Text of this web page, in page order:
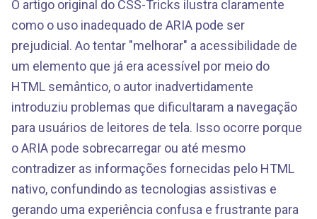
O artigo original do CSS-Tricks ilustra claramente
como o uso inadequado de ARIA pode ser
prejudicial. Ao tentar "melhorar" a acessibilidade de
um elemento que já era acessível por meio do
HTML semântico, o autor inadvertidamente
introduziu problemas que dificultaram a navegação
para usuários de leitores de tela. Isso ocorre porque
o ARIA pode sobrecarregar ou até mesmo
contradizer as informações fornecidas pelo HTML
nativo, confundindo as tecnologias assistivas e
gerando uma experiência confusa e frustrante para